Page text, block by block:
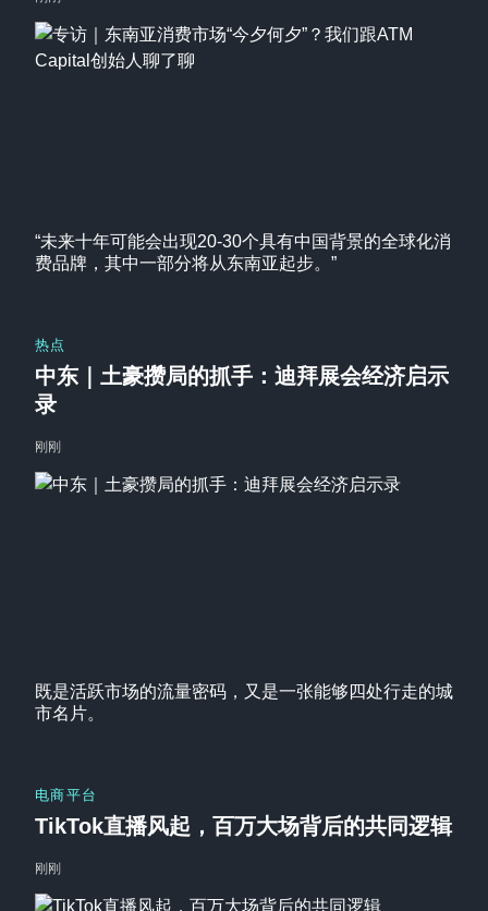
“未来十年可能会出现20-30个具有中国背景的全球化消
费品牌，其中一部分将从东南亚起步。”
既是活跃市场的流量密码，又是一张能够四处行走的城
市名片。
热点
中东｜土豪攒局的抓手：迪拜展会经济启示
录
刚刚
电商平台
TikTok直播风起，百万大场背后的共同逻辑
刚刚